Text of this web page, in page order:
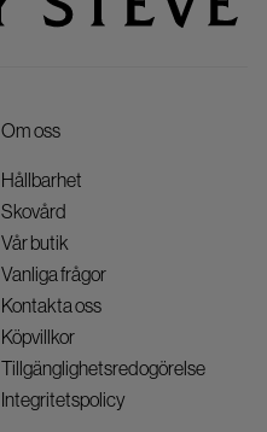
Om oss
Hållbarhet
Skovård
Vår butik
Vanliga frågor
Kontakta oss
Köpvillkor
Tillgänglighetsredogörelse
Integritetspolicy